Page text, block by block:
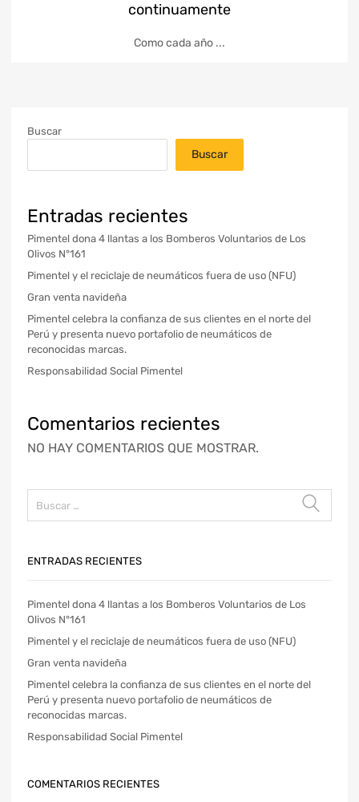
continuamente
Como cada año ...
Buscar
Buscar
Entradas recientes
Pimentel dona 4 llantas a los Bomberos Voluntarios de Los
Olivos N°161
Pimentel y el reciclaje de neumáticos fuera de uso (NFU)
Gran venta navideña
Pimentel celebra la confianza de sus clientes en el norte del
Perú y presenta nuevo portafolio de neumáticos de
reconocidas marcas.
Responsabilidad Social Pimentel
Comentarios recientes
NO HAY COMENTARIOS QUE MOSTRAR.
ENTRADAS RECIENTES
Pimentel dona 4 llantas a los Bomberos Voluntarios de Los
Olivos N°161
Pimentel y el reciclaje de neumáticos fuera de uso (NFU)
Gran venta navideña
Pimentel celebra la confianza de sus clientes en el norte del
Perú y presenta nuevo portafolio de neumáticos de
reconocidas marcas.
Responsabilidad Social Pimentel
COMENTARIOS RECIENTES